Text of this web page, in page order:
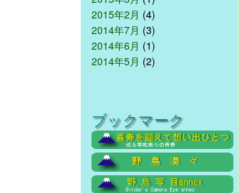
2015年2月 (4)
2014年7月 (3)
2014年6月 (1)
2014年5月 (2)
ブックマーク